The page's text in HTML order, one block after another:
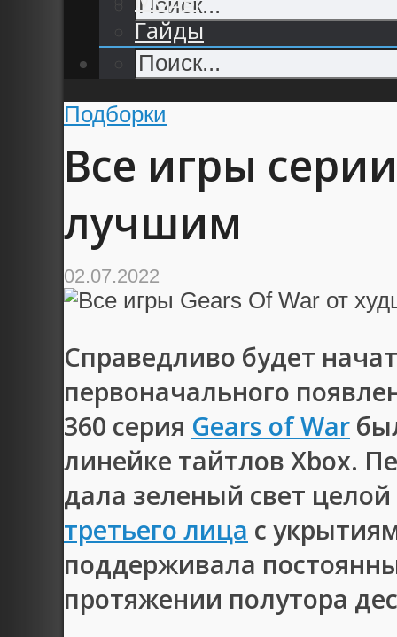
Гайды
Подборки
Все игры
лучшим
02.07.2022
Справедливо будет
первоначального
360 серия Gears of War
линейке тайтлов Xbox.
дала зеленый свет
третьего лица с
поддерживала
протяжении полутора